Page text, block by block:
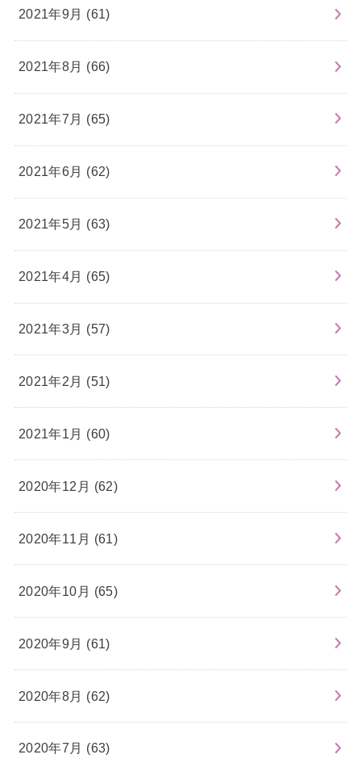
2021年9月 (61)
2021年8月 (66)
2021年7月 (65)
2021年6月 (62)
2021年5月 (63)
2021年4月 (65)
2021年3月 (57)
2021年2月 (51)
2021年1月 (60)
2020年12月 (62)
2020年11月 (61)
2020年10月 (65)
2020年9月 (61)
2020年8月 (62)
2020年7月 (63)